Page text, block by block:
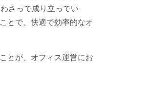
さって成り立ってい
とで、快適で効率的なオ
とが、オフィス運営にお